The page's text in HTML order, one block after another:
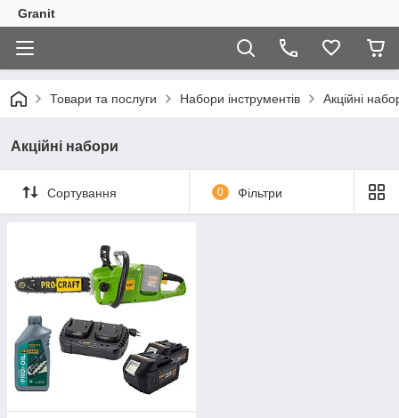
Granit
Товари та послуги Набори інструментів Акційні
Акційні набори
Сортування 0 Фільтри